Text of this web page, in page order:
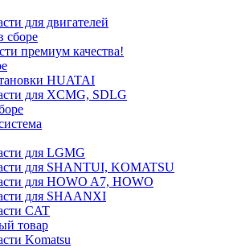
для двигателей
сборе
премиум качества!
HUATAI
для XCMG, SDLG
для LGMG
для SHANTUI, KOMATSU
для HOWO A7, HOWO
для SHAANXI
CAT
товар
Komatsu